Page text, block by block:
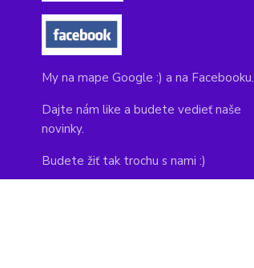
My na mape Google :) a na Facebooku.
Dajte nám like a budete vedieť naše
novinky.
Budete žiť tak trochu s nami :)